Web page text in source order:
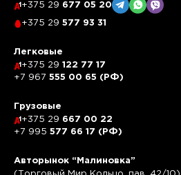
+375 29 677 05 20
+375 29 577 93 31
Легковые
+375 29 122 77 17
+7 967 555 00 65 (РФ)
Грузовые
+375 29 667 00 22
+7 995 577 66 17 (РФ)
Авторынок “Малиновка”